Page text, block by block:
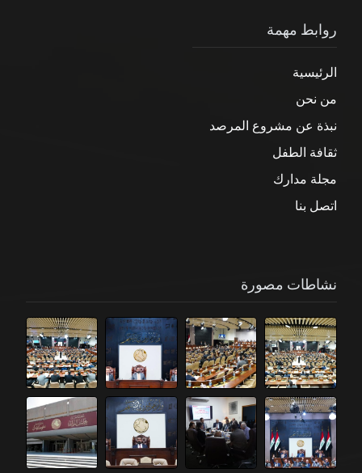
روابط مهمة
الرئيسية
من نحن
نبذة عن مشروع المرصد
ثقافة الطفل
مجلة مدارك
اتصل بنا
نشاطات مصورة